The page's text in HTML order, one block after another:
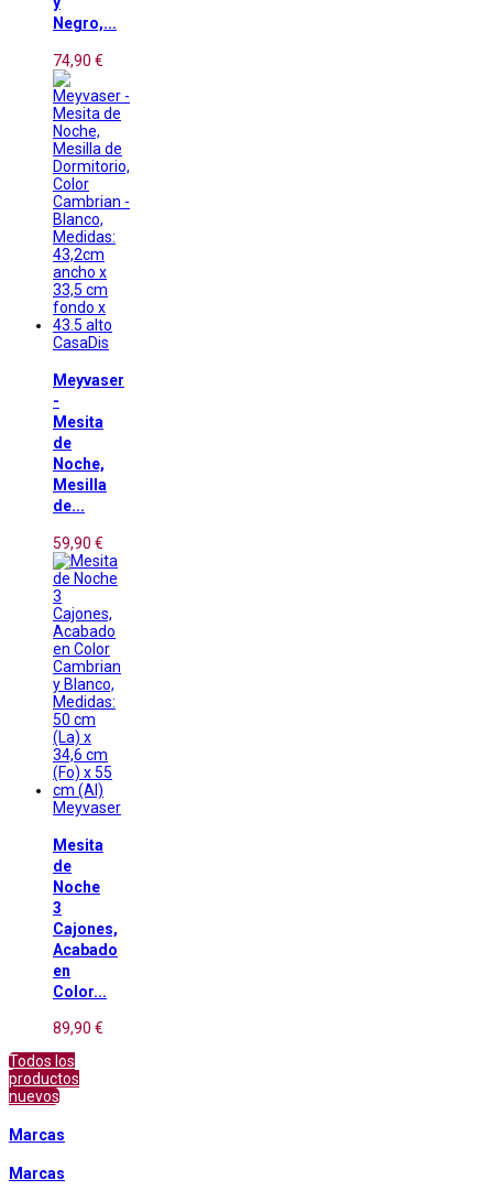
Negro,...
74,90 €
CasaDis
Meyvaser
-
Mesita
de
Noche,
Mesilla
de...
59,90 €
Meyvaser
Mesita
de
Noche
3
Cajones,
Acabado
en
Color...
89,90 €
Todos los
productos
nuevos
Marcas
Marcas